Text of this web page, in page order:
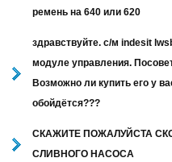
ремень на 640 или 620
здравствуйте. с/м indesit
модуле управления.
Возможно ли купить его у
обойдётся???
СКАЖИТЕ ПОЖАЛУЙСТА
СЛИВНОГО НАСОСА